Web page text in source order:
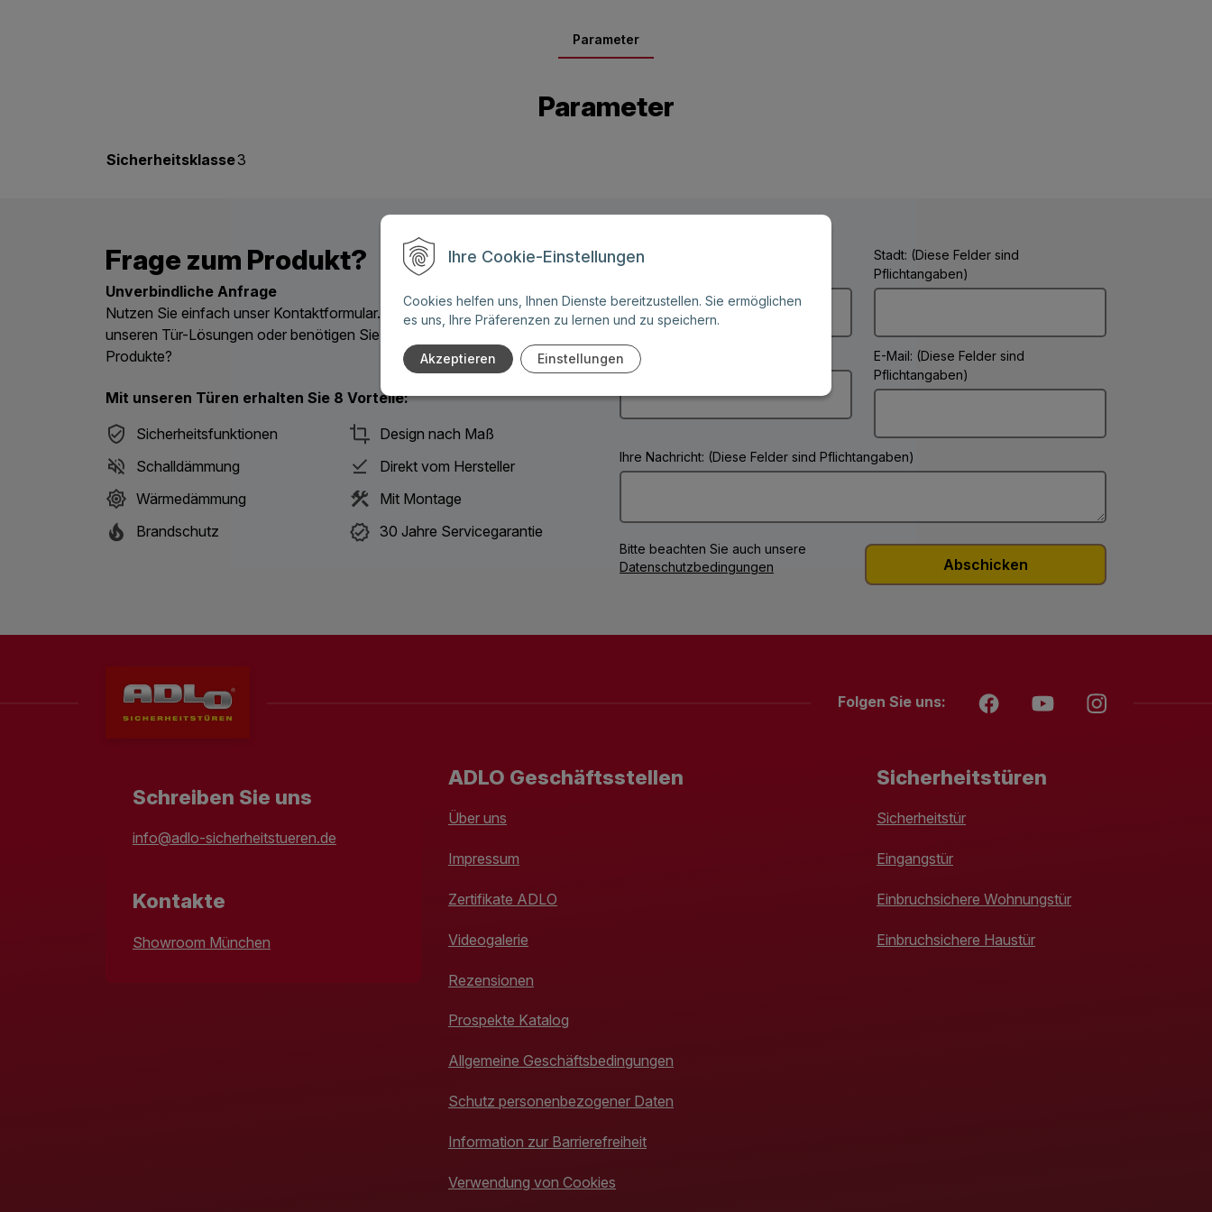
Ihre Cookie-Einstellungen
Cookies helfen uns, Ihnen Dienste bereitzustellen. Sie ermöglichen
es uns, Ihre Präferenzen zu lernen und zu speichern.
Akzeptieren Einstellungen
Parameter
Parameter
Sicherheitsklasse3
Frage zum Produkt?
Unverbindliche Anfrage
Nutzen Sie einfach unser Kontaktformular. Haben Sie weitere Fragen zu
unseren Tür-Lösungen oder benötigen Sie ein Angebot für eines unserer
Produkte?
Mit unseren Türen erhalten Sie 8 Vorteile:
Sicherheitsfunktionen
Design nach Maß
Schalldämmung
Direkt vom Hersteller
Wärmedämmung
Mit Montage
Brandschutz
30 Jahre Servicegarantie
Name: (Diese Felder sind
Stadt: (Diese Felder sind
Pflichtangaben)
Telefonnummer:
E-Mail: (Diese Felder sind
Pflichtangaben)
Ihre Nachricht: (Diese Felder sind Pflichtangaben)
Bitte beachten Sie auch unsere
Datenschutzbedingungen
Folgen Sie uns:
Schreiben Sie uns
info@adlo-sicherheitstueren.de
Kontakte
Showroom München
ADLO Geschäftsstellen
Über uns
Impressum
Zertifikate ADLO
Videogalerie
Rezensionen
Prospekte Katalog
Allgemeine Geschäftsbedingungen
Schutz personenbezogener Daten
Information zur Barrierefreiheit
Verwendung von Cookies
Sicherheitstüren
Sicherheitstür
Eingangstür
Einbruchsichere Wohnungstür
Einbruchsichere Haustür